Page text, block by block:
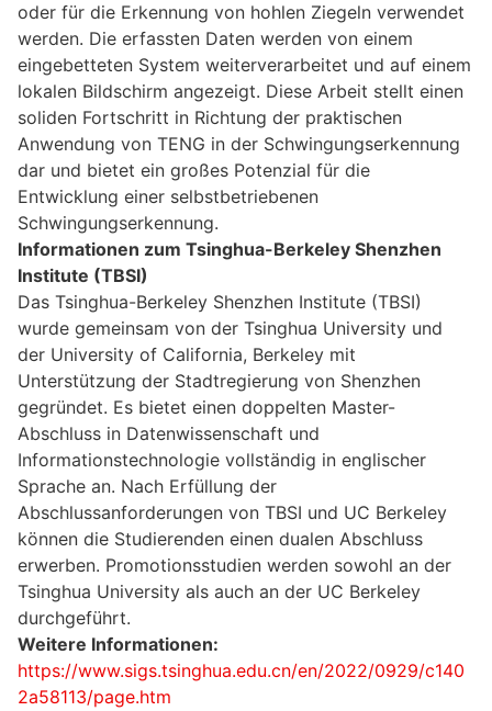
oder für die Erkennung von hohlen Ziegeln verwendet
werden. Die erfassten Daten werden von einem
eingebetteten System weiterverarbeitet und auf einem
lokalen Bildschirm angezeigt. Diese Arbeit stellt einen
soliden Fortschritt in Richtung der praktischen
Anwendung von TENG in der Schwingungserkennung
dar und bietet ein großes Potenzial für die
Entwicklung einer selbstbetriebenen
Schwingungserkennung.
Informationen zum Tsinghua-Berkeley Shenzhen
Institute (TBSI)
Das Tsinghua-Berkeley Shenzhen Institute (TBSI)
wurde gemeinsam von der Tsinghua University und
der University of California, Berkeley mit
Unterstützung der Stadtregierung von Shenzhen
gegründet. Es bietet einen doppelten Master-
Abschluss in Datenwissenschaft und
Informationstechnologie vollständig in englischer
Sprache an. Nach Erfüllung der
Abschlussanforderungen von TBSI und UC Berkeley
können die Studierenden einen dualen Abschluss
erwerben. Promotionsstudien werden sowohl an der
Tsinghua University als auch an der UC Berkeley
durchgeführt.
Weitere Informationen:
https://www.sigs.tsinghua.edu.cn/en/2022/0929/c140
2a58113/page.htm